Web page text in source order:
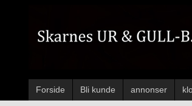
innholdet
Forside Bli kunde annonser